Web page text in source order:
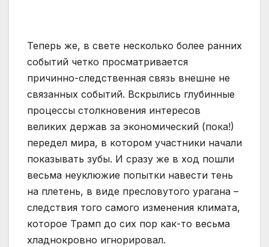
Теперь же, в свете несколько более ранних
событий четко просматривается
причинно-следственная связь внешне не
связанных событий. Вскрылись глубинные
процессы столкновения интересов
великих держав за экономический (пока!)
передел мира, в котором участники начали
показывать зубы. И сразу же в ход пошли
весьма неуклюжие попытки навести тень
на плетень, в виде пресловутого урагана –
следствия того самого изменения климата,
которое Трамп до сих пор как-то весьма
хладнокровно игнорировал.